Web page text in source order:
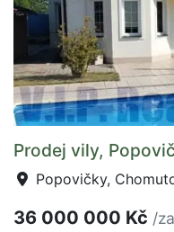
Prodej vily,
Popovičky,
36 000 000 Kč /